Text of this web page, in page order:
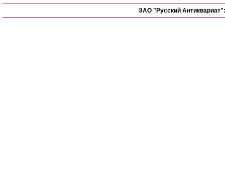
ЗАО "Русский Антиквариат":